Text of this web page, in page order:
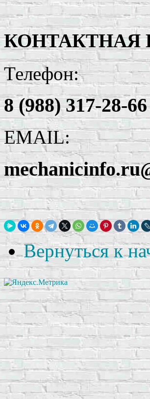
Телефон:
8 (988) 317-28-66
EMAIL:
Вернуться к